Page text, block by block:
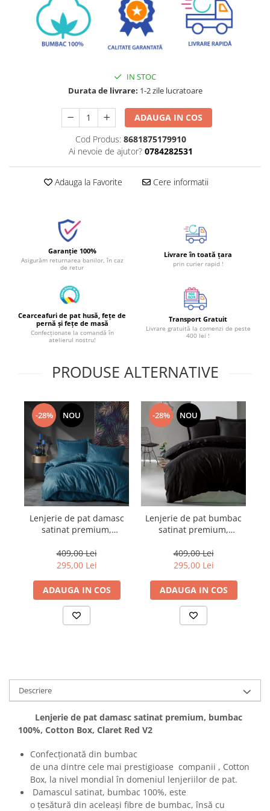
IN STOC
Durata de livrare: 1-2 zile lucratoare
ADAUGA IN COS
Cod Produs: 8681875179910
Ai nevoie de ajutor? 0784282531
Adauga la Favorite Cere informatii
Garanție 100%
Asigurăm returnarea banilor, în caz
de retur
Livrare în toată țara
prin curier rapid !
Cearceafuri de pat husă, fețe de
pernă și fețe de masă
Confecționate la comandă în
atelierul nostru!
Transport Gratuit
Livrare gratuită la comenzi de peste
400 lei !
PRODUSE ALTERNATIVE
-28% NOU
Lenjerie de pat damasc
satinat premium,
Box, Albastru
409,00 Lei
295,00 Lei
ADAUGA IN COS
-28% NOU
Lenjerie de pat bumbac
satinat premium,
Box, Elegant - Black
409,00 Lei
295,00 Lei
ADAUGA IN COS
Descriere
Lenjerie de pat damasc satinat premium, bumbac
100%, Cotton Box, Claret Red V2
Confecționată din bumbac
de una dintre cele mai prestigioase companii , Cotton
Box, la nivel mondial în domeniul lenjeriilor de pat.
Damascul satinat, bumbac 100%, este
o țesătură din aceleași fibre de bumbac, însă cu